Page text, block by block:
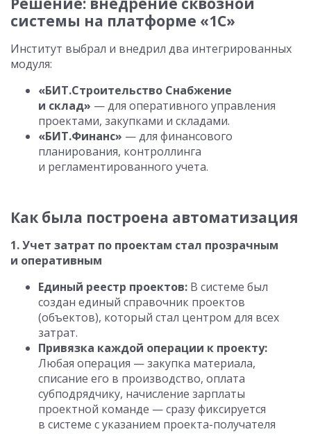
системы на платформе «1С»
Институт выбрал и внедрил два интегрированных
модуля:
«БИТ.Строительство Снабжение
и склад» — для оперативного управления
проектами, закупками и складами.
«БИТ.Финанс» — для финансового
планирования, контроллинга
и регламентированного учета.
Как была построена автоматизация
1. Учет затрат по проектам стал прозрачным
и оперативным
Единый реестр проектов: В системе был
создан единый справочник проектов
(объектов), который стал центром для всех
затрат.
Привязка каждой операции к проекту:
Любая операция — закупка материала,
списание его в производство, оплата
субподрядчику, начисление зарплаты
проектной команде — сразу фиксируется
в системе с указанием проекта-получателя